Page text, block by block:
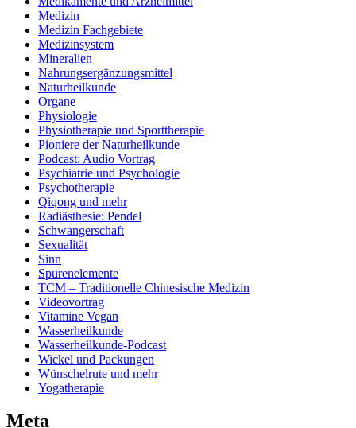
Medizin
Medizin Fachgebiete
Medizinsystem
Mineralien
Nahrungsergänzungsmittel
Naturheilkunde
Organe
Physiologie
Physiotherapie und Sporttherapie
Pioniere der Naturheilkunde
Podcast: Audio Vortrag
Psychiatrie und Psychologie
Psychotherapie
Qiqong und mehr
Radiästhesie: Pendel
Schwangerschaft
Sexualität
Sinn
Spurenelemente
TCM – Traditionelle Chinesische Medizin
Videovortrag
Vitamine Vegan
Wasserheilkunde
Wasserheilkunde-Podcast
Wickel und Packungen
Wünschelrute und mehr
Yogatherapie
Meta